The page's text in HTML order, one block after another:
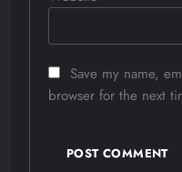
Save my name,
browser for the next